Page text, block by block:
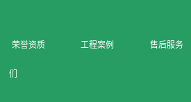
荣誉资质 工程案例 售后服务
们